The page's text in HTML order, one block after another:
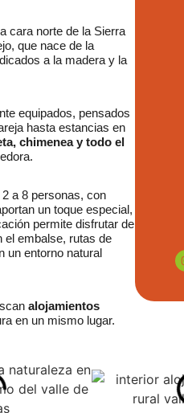
cara norte de la Sierra
que nace de la
a la madera y la
equipados, pensados
hasta estancias en
chimenea y todo el
2 a 8 personas, con
un toque especial,
permite disfrutar de
el embalse, rutas de
un entorno natural
alojamientos
en un mismo lugar.